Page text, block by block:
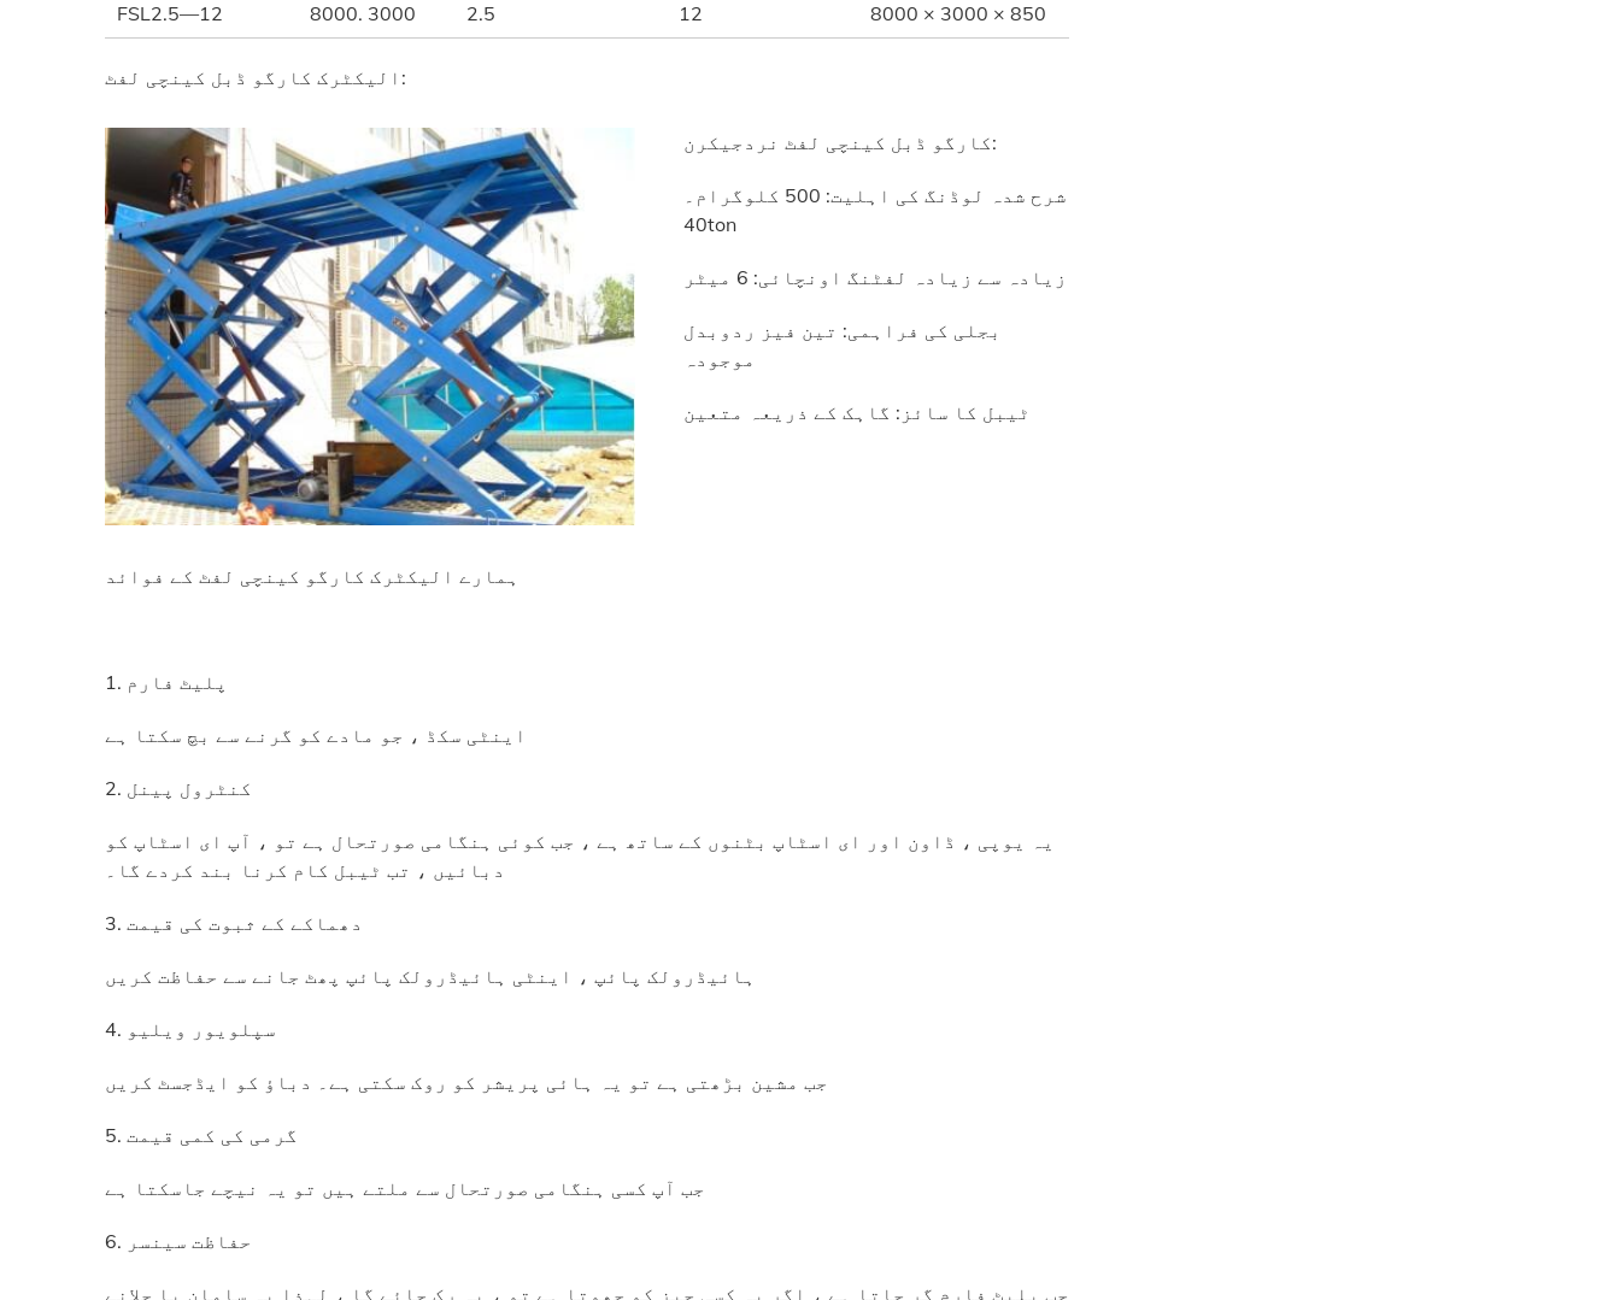
FSL2.5—12 8000. 3000 2.5 12 8000 × 3000 × 850
الیکٹرک کارگو ڈبل کینچی لفٹ:
کارگو ڈبل کینچی لفٹ نردجیکرن:
شرح شدہ لوڈنگ کی اہلیت: 500 کلوگرام۔
40ton
زیادہ سے زیادہ لفٹنگ اونچائی: 6 میٹر
بجلی کی فراہمی: تین فیز ردوبدل
موجودہ
ٹیبل کا سائز: گاہک کے ذریعہ متعین
ہمارے الیکٹرک کارگو کینچی لفٹ کے فوائد
1. پلیٹ فارم
اینٹی سکڈ ، جو مادے کو گرنے سے بچ سکتا ہے
2. کنٹرول پینل
یہ یوپی ، ڈاون اور ای اسٹاپ بٹنوں کے ساتھ ہے ، جب کوئی ہنگامی صورتحال ہے تو ، آپ ای اسٹاپ کو
دبائیں ، تب ٹیبل کام کرنا بند کردے گا۔
3. دھماکے کے ثبوت کی قیمت
ہائیڈرولک پائپ ، اینٹی ہائیڈرولک پائپ پھٹ جانے سے حفاظت کریں
4. سپلویور ویلیو
جب مشین بڑھتی ہے تو یہ ہائی پریشر کو روک سکتی ہے۔ دباؤ کو ایڈجسٹ کریں
5. گرمی کی کمی قیمت
جب آپ کسی ہنگامی صورتحال سے ملتے ہیں تو یہ نیچے جاسکتا ہے
6. حفاظت سینسر
جب پلیٹ فارم گر جاتا ہے ، اگر یہ کسی چیز کو چھوتا ہے تو ، یہ رک جائے گا ، لہذا یہ سامان یا چلانے